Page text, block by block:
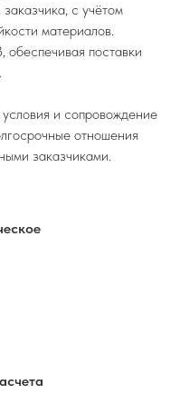
с учётом
материалов.
поставки
и сопровождение
отношения
заказчиками.